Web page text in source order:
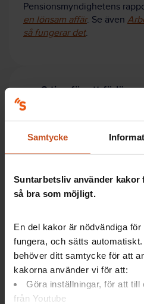
Samtycke
Suntarbetsliv använder kakor
så bra som möjligt.
En del kakor är nödvändiga
fungera, och sätts
behöver ditt samtycke för att
kakorna använder vi för att:
Göra inställningar, för att
från Youtube
Pensions­myndig­hetens
en lönsam affär. Se även
så fungerar det.
8 tips för att
organisationer kan
medarbetare:
Prata omnormer kring
utträdeur arbetslivet.
Behåll och stärk
arbetsanpassningar.
Utred förutsättningar
anpassningar.
Ge tillgång till
använd äldres